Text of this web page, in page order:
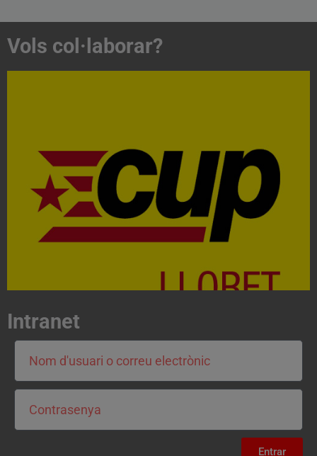
Vols col·laborar?
Contacta'ns i treballa per fer realitat el projecte de
l'esquerra independentista i anticapitalista
CONTACTA
Intranet
Entrar